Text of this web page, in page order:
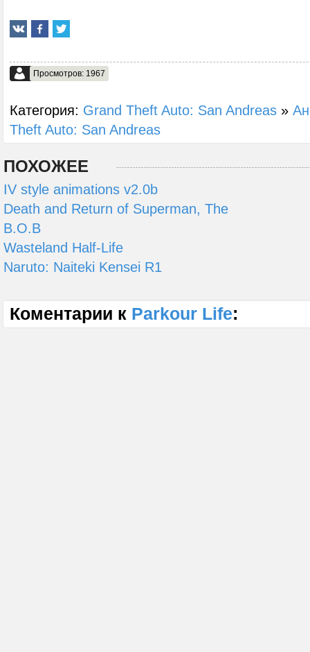
Просмотров: 1967
Категория: Grand Theft Auto: San Andreas »
Theft Auto: San Andreas
ПОХОЖЕЕ
IV style animations v2.0b
Death and Return of Superman, The
B.O.B
Wasteland Half-Life
Naruto: Naiteki Kensei R1
Коментарии к Parkour Life: